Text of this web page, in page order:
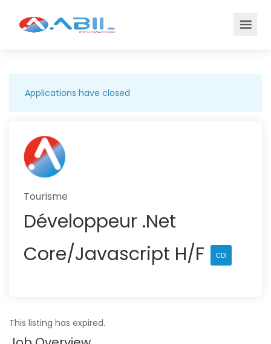
Applications have closed
Tourisme
Développeur .Net
Core/Javascript H/F
CDI
This listing has expired.